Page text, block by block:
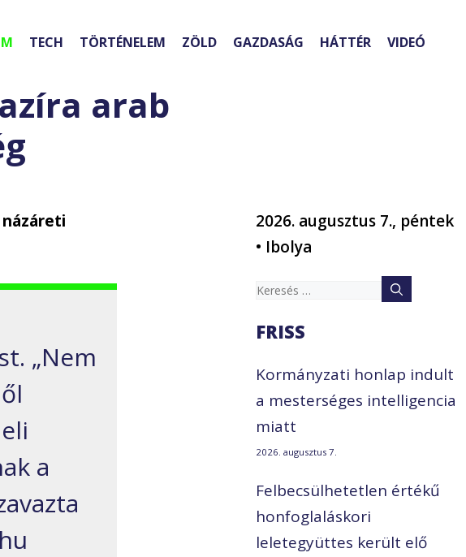
TECH TÖRTÉNELEM ZÖLD GAZDASÁG HÁTTÉR VIDEÓ
arab
„Nem
a
2026. augusztus 7., péntek
• Ibolya
Keresés:
FRISS
Kormányzati honlap indult
a mesterséges intelligencia
miatt
2026. augusztus 7.
Felbecsülhetetlen értékű
honfoglaláskori
leletegyüttes került elő